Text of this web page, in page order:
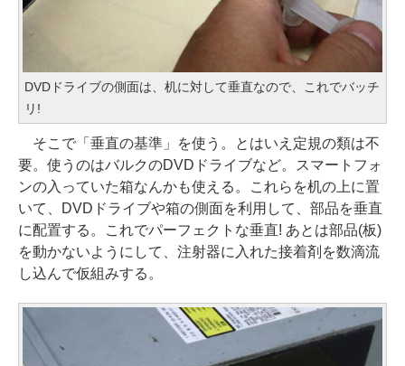
DVDドライブの側面は、机に対して垂直なので、これでバッチ
リ!
そこで「垂直の基準」を使う。とはいえ定規の類は不
要。使うのはバルクのDVDドライブなど。スマートフォ
ンの入っていた箱なんかも使える。これらを机の上に置
いて、DVDドライブや箱の側面を利用して、部品を垂直
に配置する。これでパーフェクトな垂直! あとは部品(板)
を動かないようにして、注射器に入れた接着剤を数滴流
し込んで仮組みする。